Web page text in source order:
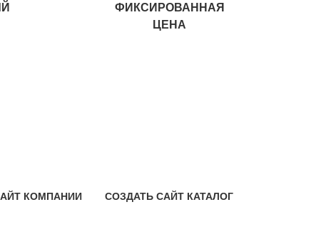
ФИКСИРОВАННАЯ
ЦЕНА
КОМПАНИИ СОЗДАТЬ САЙТ КАТАЛОГ